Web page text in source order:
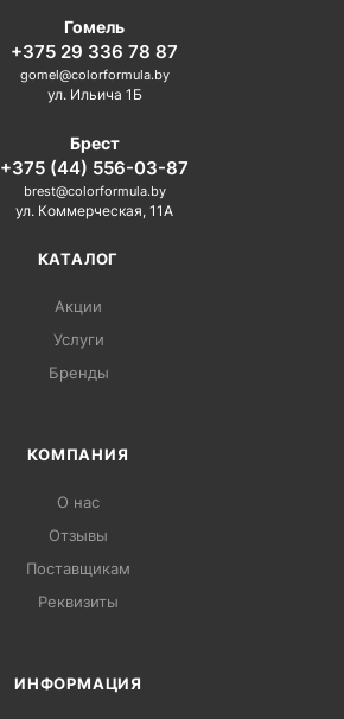
Гомель
+375 29 336 78 87
gomel@colorformula.by
ул. Ильича 1Б
Брест
+375 (44) 556-03-87
brest@colorformula.by
ул. Коммерческая, 11А
КАТАЛОГ
Акции
Услуги
Бренды
КОМПАНИЯ
О нас
Отзывы
Поставщикам
Реквизиты
ИНФОРМАЦИЯ